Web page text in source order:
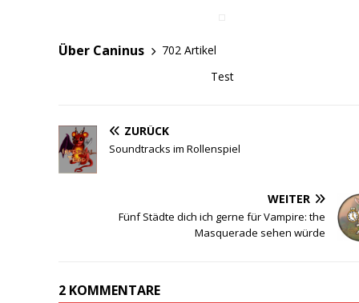
Über Caninus
702 Artikel
Test
ZURÜCK
Soundtracks im Rollenspiel
WEITER
Fünf Städte dich ich gerne für Vampire: the
Masquerade sehen würde
2 KOMMENTARE